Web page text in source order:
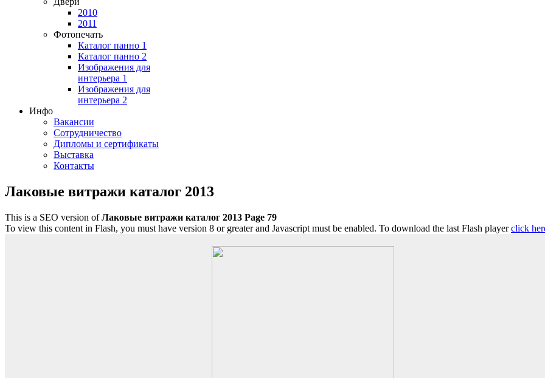
2010
2011
Фотопечать
Каталог панно 1
Каталог панно 2
Изображения для
интерьера 1
Изображения для
интерьера 2
Инфо
Вакансии
Сотрудничество
Дипломы и сертификаты
Выставка
Контакты
Лаковые витражи каталог 2013
This is a SEO version ofЛаковые витражи каталог 2013 Page 79
To view this content in Flash, you must have version 8 or greater and Javascript must be enabled. To download the last Flash playerclick